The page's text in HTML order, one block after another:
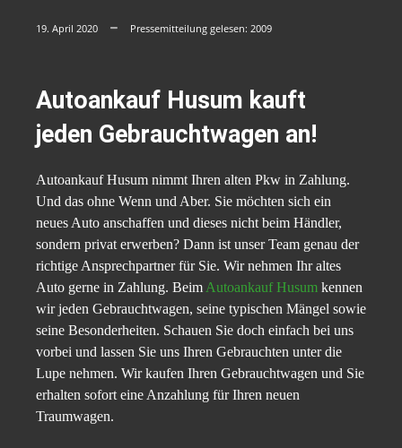
19. April 2020 Pressemitteilung gelesen: 2009
Autoankauf Husum kauft
jeden Gebrauchtwagen an!
Autoankauf Husum nimmt Ihren alten Pkw in Zahlung.
Und das ohne Wenn und Aber. Sie möchten sich ein
neues Auto anschaffen und dieses nicht beim Händler,
sondern privat erwerben? Dann ist unser Team genau der
richtige Ansprechpartner für Sie. Wir nehmen Ihr altes
Auto gerne in Zahlung. Beim Autoankauf Husum kennen
wir jeden Gebrauchtwagen, seine typischen Mängel sowie
seine Besonderheiten. Schauen Sie doch einfach bei uns
vorbei und lassen Sie uns Ihren Gebrauchten unter die
Lupe nehmen. Wir kaufen Ihren Gebrauchtwagen und Sie
erhalten sofort eine Anzahlung für Ihren neuen
Traumwagen.